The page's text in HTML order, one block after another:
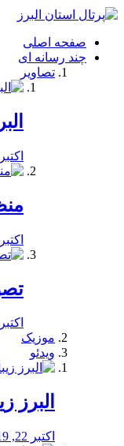
فصد
شرق
تهران
خشکشویی
صفحه اصلی
چند رسانه ای
تصاویر
اکتبر 22, 2019
اکتبر 21, 2019
اکتبر 19, 2019
موزیک
ویدئو
البرز
اکتبر 22, 2019